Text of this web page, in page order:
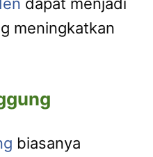
dapat menjadi
meningkatkan
biasanya